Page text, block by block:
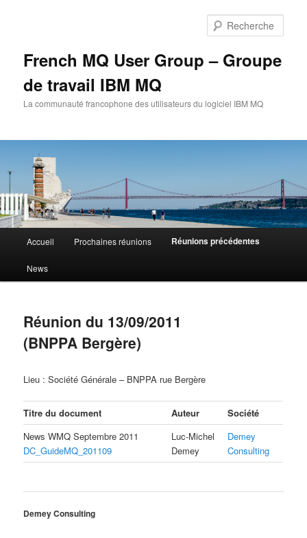
French MQ User Group – Groupe
de travail IBM MQ
La communauté francophone des utilisateurs du logiciel IBM MQ
Accueil Prochaines réunions Réunions précédentes
News
Réunion du 13/09/2011
(BNPPA Bergère)
Lieu : Société Générale – BNPPA rue Bergère
Titre du document Auteur
Société
News WMQ Septembre 2011
DC_GuideMQ_201109
Luc-Michel
Demey
Demey
Consulting
Demey Consulting